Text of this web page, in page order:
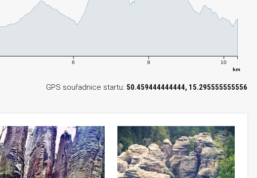
6 8 10
km
GPS souřadnice startu: 50.459444444444, 15.295555555556